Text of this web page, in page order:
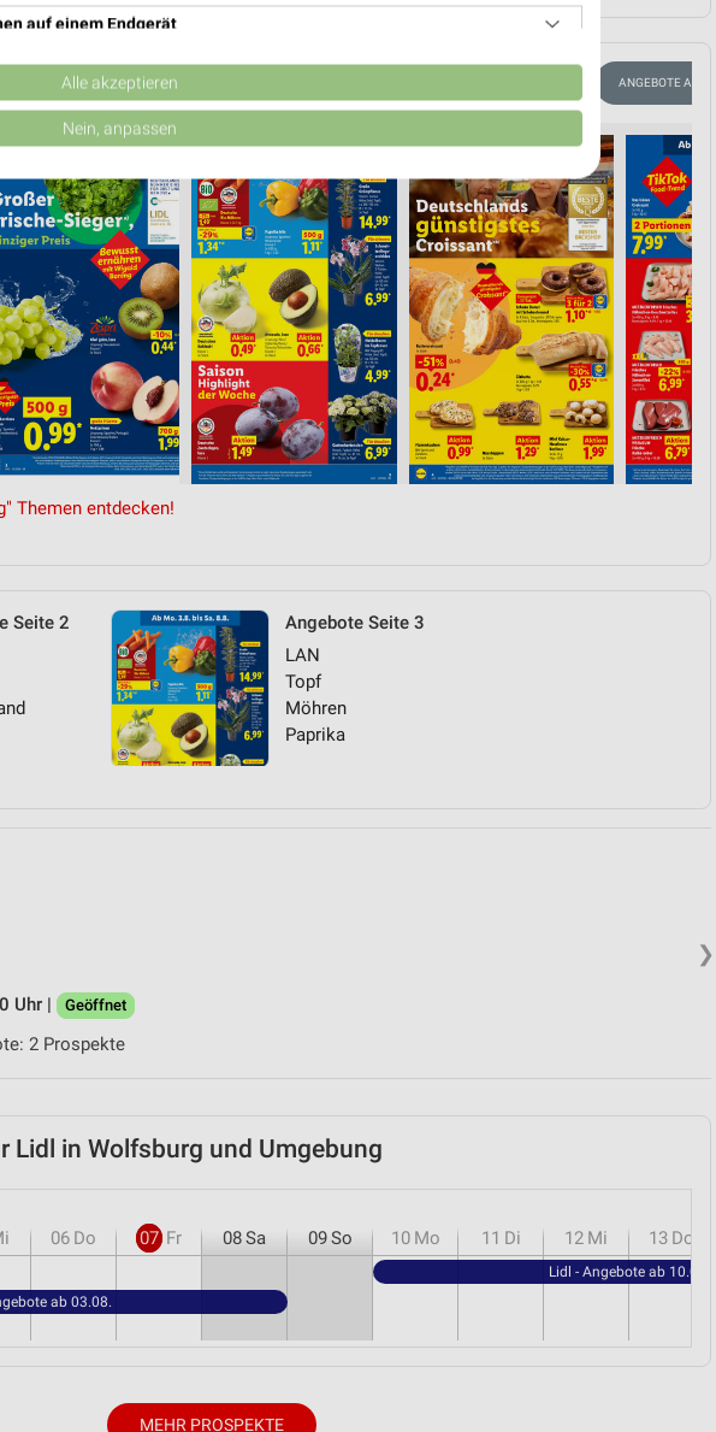
AB DONNERSTAG ANGEBOTE AB
Themen entdecken!
Seite 2
Angebote Seite 3
LAN
Topf
Möhren
Paprika
❯
Uhr |
Geöffnet
2 Prospekte
Lidl in Wolfsburg und Umgebung
06 Do 07 Fr 08Sa 09So 10 Mo 11 Di 12 Mi 13 Do
Lidl - Angebote ab 10.08.
ab 03.08.
MEHR PROSPEKTE
auf einem Endgerät
von Werbeanzeigen
von Inhalten
Inhalte
Kombinationen von Daten aus verschiedenen
identifizieren
Alle akzeptieren
Nein, anpassen